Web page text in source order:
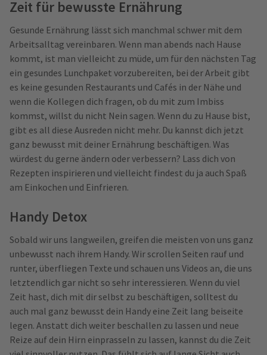
Zeit für bewusste Ernährung
Gesunde Ernährung lässt sich manchmal schwer mit dem
Arbeitsalltag vereinbaren. Wenn man abends nach Hause
kommt, ist man vielleicht zu müde, um für den nächsten Tag
ein gesundes Lunchpaket vorzubereiten, bei der Arbeit gibt
es keine gesunden Restaurants und Cafés in der Nähe und
wenn die Kollegen dich fragen, ob du mit zum Imbiss
kommst, willst du nicht Nein sagen. Wenn du zu Hause bist,
gibt es all diese Ausreden nicht mehr. Du kannst dich jetzt
ganz bewusst mit deiner Ernährung beschäftigen. Was
würdest du gerne ändern oder verbessern? Lass dich von
Rezepten inspirieren und vielleicht findest du ja auch Spaß
am Einkochen und Einfrieren.
Handy Detox
Sobald wir uns langweilen, greifen die meisten von uns ganz
unbewusst nach ihrem Handy. Wir scrollen Seiten rauf und
runter, überfliegen Texte und schauen uns Videos an, die uns
letztendlich gar nicht so sehr interessieren. Wenn du viel
Zeit hast, dich mit dir selbst zu beschäftigen, solltest du
auch mal ganz bewusst dein Handy eine Zeit lang beiseite
legen. Anstatt dich weiter beschallen zu lassen und neue
Reize auf dein Hirn einprasseln zu lassen, kannst du die Zeit